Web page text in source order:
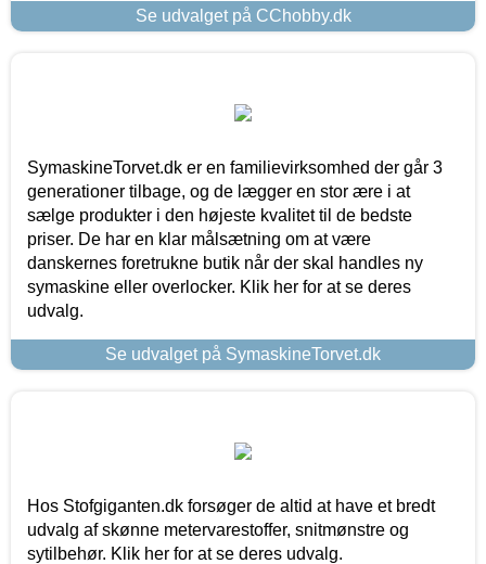
Se udvalget på CChobby.dk
SymaskineTorvet.dk er en familievirksomhed der går 3
generationer tilbage, og de lægger en stor ære i at
sælge produkter i den højeste kvalitet til de bedste
priser. De har en klar målsætning om at være
danskernes foretrukne butik når der skal handles ny
symaskine eller overlocker. Klik her for at se deres
udvalg.
Se udvalget på SymaskineTorvet.dk
Hos Stofgiganten.dk forsøger de altid at have et bredt
udvalg af skønne metervarestoffer, snitmønstre og
sytilbehør. Klik her for at se deres udvalg.